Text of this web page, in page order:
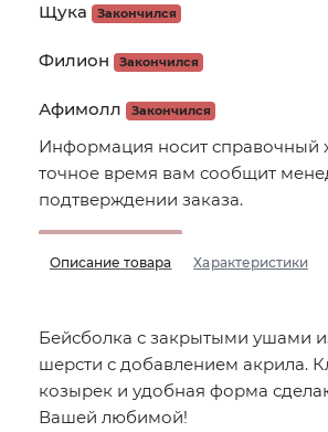
Щука
Закончился
Филион Закончился
Афимолл Закончился
Информация носит справочный
точное время вам сообщит
подтверждении заказа.
Описание товара Характеристики
Бейсболка с закрытыми ушами
шерсти с добавлением акрила.
козырек и удобная форма
Вашей любимой!